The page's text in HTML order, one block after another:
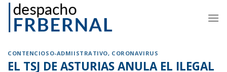
Skip
content
CONTENCIOSO-ADMIISTRATIVO, CORONAVIRUS
EL TSJ DE ASTURIAS ANULA EL ILEGAL